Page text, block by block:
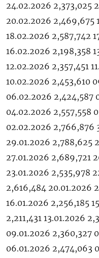
24.02.2026 2,373,025
20.02.2026 2,469,675
18.02.2026 2,587,742
16.02.2026 2,198,358
12.02.2026 2,357,451
10.02.2026 2,453,610
06.02.2026 2,424,587
04.02.2026 2,557,558
02.02.2026 2,766,876
29.01.2026 2,788,625
27.01.2026 2,689,721
23.01.2026 2,535,978
2,616,484 20.01.2026
16.01.2026 2,256,185
2,211,431 13.01.2026
09.01.2026 2,360,327
06.01.2026 2,474,063